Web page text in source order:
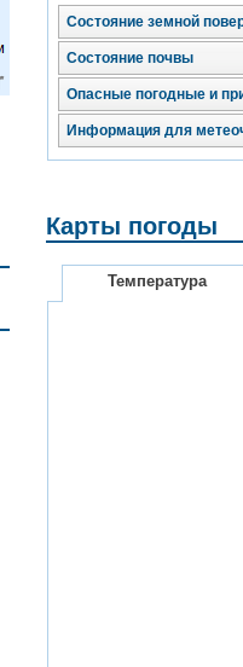
Состояние земной
Состояние почвы
Опасные погодные и
Информация для
Карты погоды
Температура